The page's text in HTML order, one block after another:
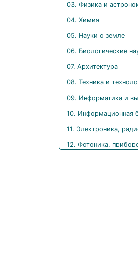
03. Физика и
04. Химия
05. Науки о земле
06. Биологические
07. Архитектура
08. Техника и
09. Информатика и
10. Информационная
11. Электроника,
12. Фотоника,
биотехнические